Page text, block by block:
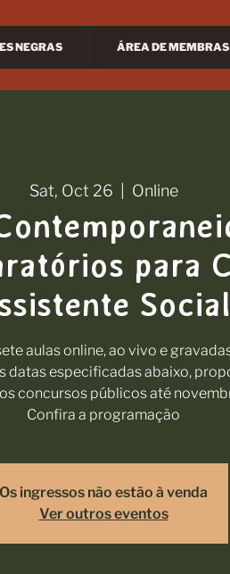
NEGRAS ÁREA DE MEMBRAS
Sat, Oct 26 Online
para
Social
aulas online, ao vivo e
datas especificadas abaixo,
concursos públicos até
Confira a programação
Os ingressos não estão à venda
Ver outros eventos